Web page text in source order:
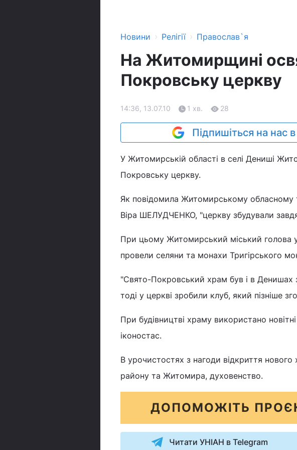
Новини › Релігії › Православ`я
На Житомирщині
Покровську церкву
14:36, 13.07.10 1 хв. 28
Підпишіться на нас
У Житомирській області в селі Дениші
Покровську церкву.
Як повідомила Житомирському
Віра ШЕЛУДЧЕНКО, "церкву збудували
При цьому Житомирський міський голова
провели селяни та монахи Тригірського
"Свято-Покровський храм був і в Денишах
тоді у церкві зробили клуб, який пізніше
При будівництві храму використано
іконостас.
В урочистостях з нагоди відкриття нового
району та Житомира, духовенство.
ДОПОМОЖІТЬ
Читати УНІАН в Telegram